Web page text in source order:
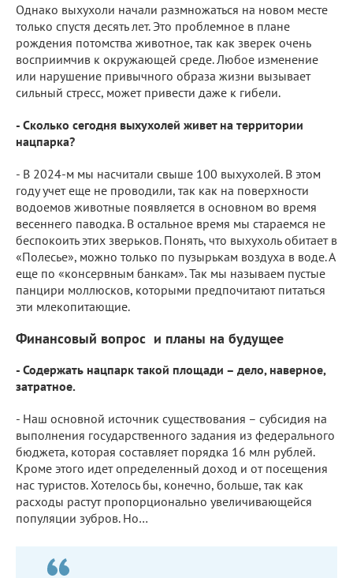
Однако выхухоли начали размножаться на новом месте
только спустя десять лет. Это проблемное в плане
рождения потомства животное, так как зверек очень
восприимчив к окружающей среде. Любое изменение
или нарушение привычного образа жизни вызывает
сильный стресс, может привести даже к гибели.
- Сколько сегодня выхухолей живет на территории
нацпарка?
- В 2024-м мы насчитали свыше 100 выхухолей. В этом
году учет еще не проводили, так как на поверхности
водоемов животные появляется в основном во время
весеннего паводка. В остальное время мы стараемся не
беспокоить этих зверьков. Понять, что выхухоль обитает в
«Полесье», можно только по пузырькам воздуха в воде. А
еще по «консервным банкам». Так мы называем пустые
панцири моллюсков, которыми предпочитают питаться
эти млекопитающие.
Финансовый вопрос и планы на будущее
- Содержать нацпарк такой площади – дело, наверное,
затратное.
- Наш основной источник существования – субсидия на
выполнения государственного задания из федерального
бюджета, которая составляет порядка 16 млн рублей.
Кроме этого идет определенный доход и от посещения
нас туристов. Хотелось бы, конечно, больше, так как
расходы растут пропорционально увеличивающейся
популяции зубров. Но…